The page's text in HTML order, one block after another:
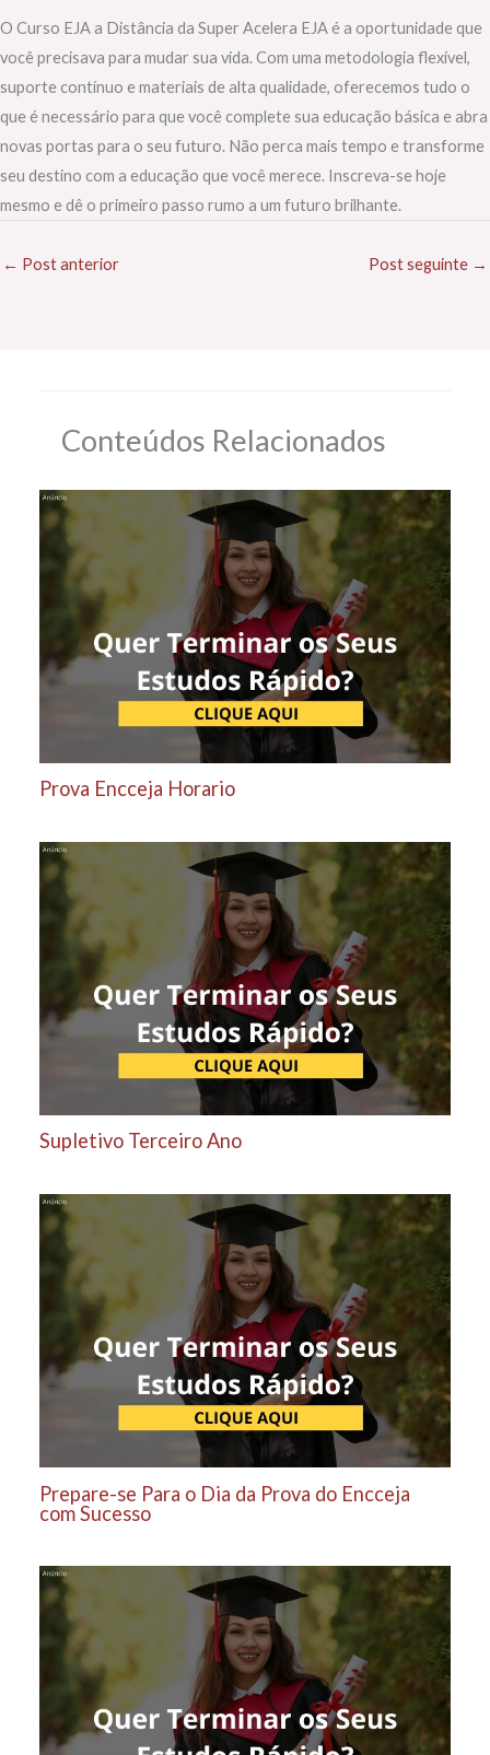
O Curso EJA a Distância da Super Acelera EJA é a oportunidade que
você precisava para mudar sua vida. Com uma metodologia flexível,
suporte contínuo e materiais de alta qualidade, oferecemos tudo o
que é necessário para que você complete sua educação básica e abra
novas portas para o seu futuro. Não perca mais tempo e transforme
seu destino com a educação que você merece. Inscreva-se hoje
mesmo e dê o primeiro passo rumo a um futuro brilhante.
← Post anterior Post seguinte →
Conteúdos Relacionados
Prova Encceja Horario
Supletivo Terceiro Ano
Prepare-se Para o Dia da Prova do Encceja
com Sucesso